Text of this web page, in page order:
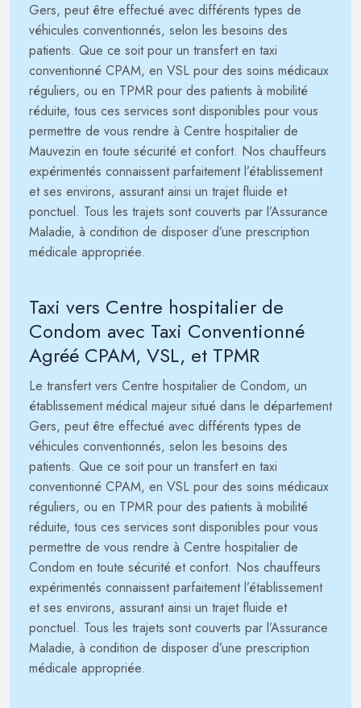
Gers, peut être effectué avec différents types de
véhicules conventionnés, selon les besoins des
patients. Que ce soit pour un transfert en taxi
conventionné CPAM, en VSL pour des soins médicaux
réguliers, ou en TPMR pour des patients à mobilité
réduite, tous ces services sont disponibles pour vous
permettre de vous rendre à Centre hospitalier de
Mauvezin en toute sécurité et confort. Nos chauffeurs
expérimentés connaissent parfaitement l’établissement
et ses environs, assurant ainsi un trajet fluide et
ponctuel. Tous les trajets sont couverts par l’Assurance
Maladie, à condition de disposer d’une prescription
médicale appropriée.
Taxi vers Centre hospitalier de
Condom avec Taxi Conventionné
Agréé CPAM, VSL, et TPMR
Le transfert vers Centre hospitalier de Condom, un
établissement médical majeur situé dans le département
Gers, peut être effectué avec différents types de
véhicules conventionnés, selon les besoins des
patients. Que ce soit pour un transfert en taxi
conventionné CPAM, en VSL pour des soins médicaux
réguliers, ou en TPMR pour des patients à mobilité
réduite, tous ces services sont disponibles pour vous
permettre de vous rendre à Centre hospitalier de
Condom en toute sécurité et confort. Nos chauffeurs
expérimentés connaissent parfaitement l’établissement
et ses environs, assurant ainsi un trajet fluide et
ponctuel. Tous les trajets sont couverts par l’Assurance
Maladie, à condition de disposer d’une prescription
médicale appropriée.